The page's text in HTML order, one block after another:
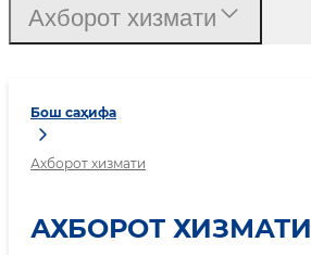
Бош саҳифа
Ахборот хизмати
АХБОРОТ ХИЗМАТИ
Ахборот хизмати